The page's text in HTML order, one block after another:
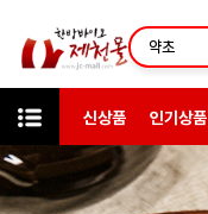
신상품 인기상품
상품검색